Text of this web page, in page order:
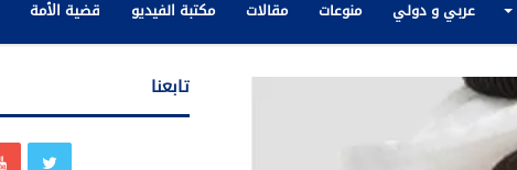
عربي و دولي منوعات مقالات مكتبة الفيديو قضية الأمة
تابعنا